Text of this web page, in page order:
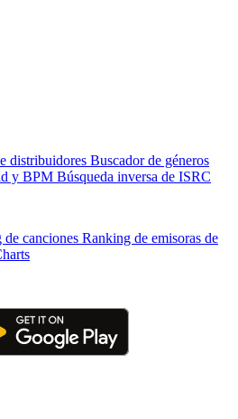
distribuidores Buscador de géneros
y BPM Búsqueda inversa de ISRC
canciones Ranking de emisoras de